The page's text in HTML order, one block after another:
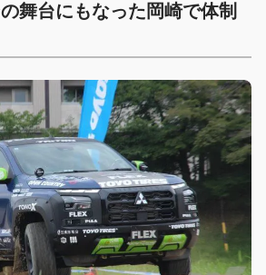
舞台にもなった岡崎で体制